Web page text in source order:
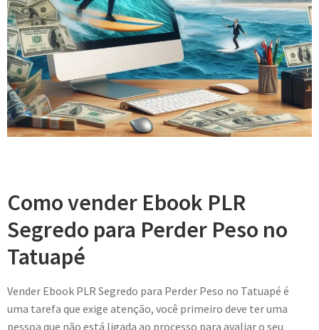
Como vender Ebook PLR
Segredo para Perder Peso no
Tatuapé
Vender Ebook PLR Segredo para Perder Peso no Tatuapé é
uma tarefa que exige atenção, você primeiro deve ter uma
pessoa que não está ligada ao processo para avaliar o seu